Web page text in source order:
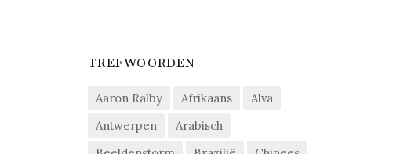
TREFWOORDEN
Aaron Ralby Afrikaans
Alva
Antwerpen
Arabisch